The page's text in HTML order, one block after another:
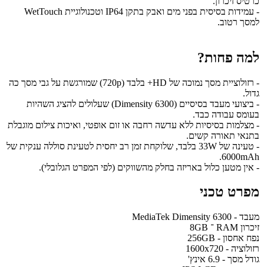
- עמידות בסיסית בפני מים ואבק בתקן IP64 וטכנולוגיית WetTouch
למסך רטוב.
למה פחות?
- רזולוציית מסך נמוכה של HD+ בלבד (720p) שמורגשת על גבי מסך כה
גדול.
- ביצועי מעבד בסיסיים (Dimensity 6300) שעלולים להציג השהיות
בעומס עבודה כבד.
- מצלמות בסיסיות ללא עדשה רחבה או זום אופטי, ואיכות צילום מוגבלת
בתנאי תאורה קשים.
- טעינה של 33W בלבד, שלוקחת זמן רב יחסית לטעינת סוללה ענקית של
6000mAh.
- אין מטען כלול באריזה בחלק מהשווקים (לפי המפרט הגלובלי).
מפרט טכני
מעבד - MediaTek Dimensity 6300
זיכרון RAM ־ 8GB
נפח אחסון - 256GB
רזולוציה - 1600x720
גודל מסך - 6.9 אינץ'